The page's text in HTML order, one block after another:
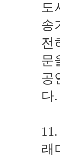
도
송
전
문
공
다.
래